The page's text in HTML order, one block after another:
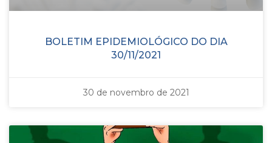
BOLETIM EPIDEMIOLÓGICO DO DIA
30/11/2021
30 de novembro de 2021